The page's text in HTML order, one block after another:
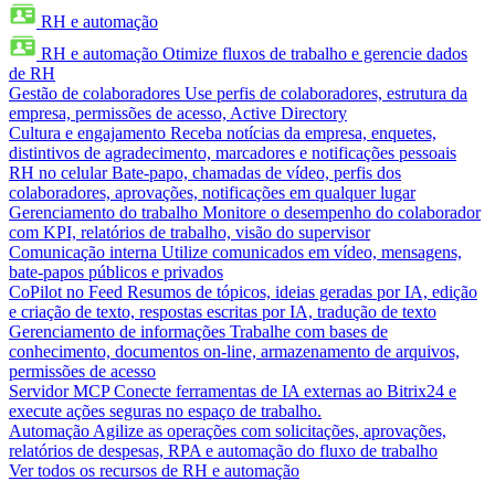
RH e automação
RH e automação Otimize fluxos de trabalho e gerencie dados
de RH
Gestão de colaboradores Use perfis de colaboradores, estrutura da
empresa, permissões de acesso, Active Directory
Cultura e engajamento Receba notícias da empresa, enquetes,
distintivos de agradecimento, marcadores e notificações pessoais
RH no celular Bate-papo, chamadas de vídeo, perfis dos
colaboradores, aprovações, notificações em qualquer lugar
Gerenciamento do trabalho Monitore o desempenho do colaborador
com KPI, relatórios de trabalho, visão do supervisor
Comunicação interna Utilize comunicados em vídeo, mensagens,
bate-papos públicos e privados
CoPilot no Feed Resumos de tópicos, ideias geradas por IA, edição
e criação de texto, respostas escritas por IA, tradução de texto
Gerenciamento de informações Trabalhe com bases de
conhecimento, documentos on-line, armazenamento de arquivos,
permissões de acesso
Servidor MCP Conecte ferramentas de IA externas ao Bitrix24 e
execute ações seguras no espaço de trabalho.
Automação Agilize as operações com solicitações, aprovações,
relatórios de despesas, RPA e automação do fluxo de trabalho
Ver todos os recursos de RH e automação